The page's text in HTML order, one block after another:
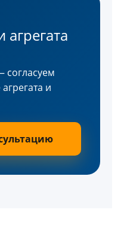
агрегата
согласуем
и